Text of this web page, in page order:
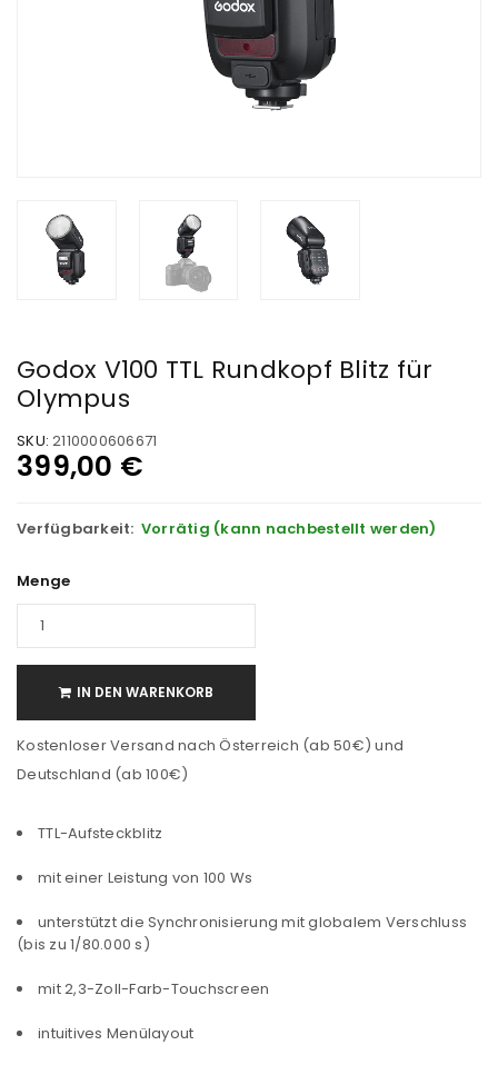
Godox V100 TTL Rundkopf Blitz für
Olympus
SKU: 2110000606671
399,00 €
Verfügbarkeit: Vorrätig (kann nachbestellt werden)
Menge
IN DEN WARENKORB
Kostenloser Versand nach Österreich (ab 50€) und
Deutschland (ab 100€)
TTL-Aufsteckblitz
mit einer Leistung von 100 Ws
unterstützt die Synchronisierung mit globalem Verschluss
(bis zu 1/80.000 s)
mit 2,3-Zoll-Farb-Touchscreen
intuitives Menülayout